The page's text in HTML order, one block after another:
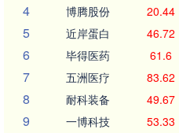
4 博腾股份 20.44
5 近岸蛋白 46.72
6 毕得医药 61.6
7 五洲医疗 83.62
8 耐科装备 49.67
9 一博科技 53.33